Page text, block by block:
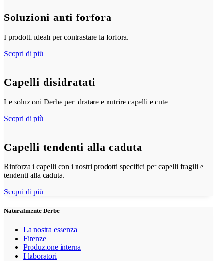
Soluzioni anti forfora
I prodotti ideali per contrastare la forfora.
Scopri di più
Capelli disidratati
Le soluzioni Derbe per idratare e nutrire capelli e cute.
Scopri di più
Capelli tendenti alla caduta
Rinforza i capelli con i nostri prodotti specifici per capelli fragili e
tendenti alla caduta.
Scopri di più
Naturalmente Derbe
La nostra essenza
Firenze
Produzione interna
I laboratori